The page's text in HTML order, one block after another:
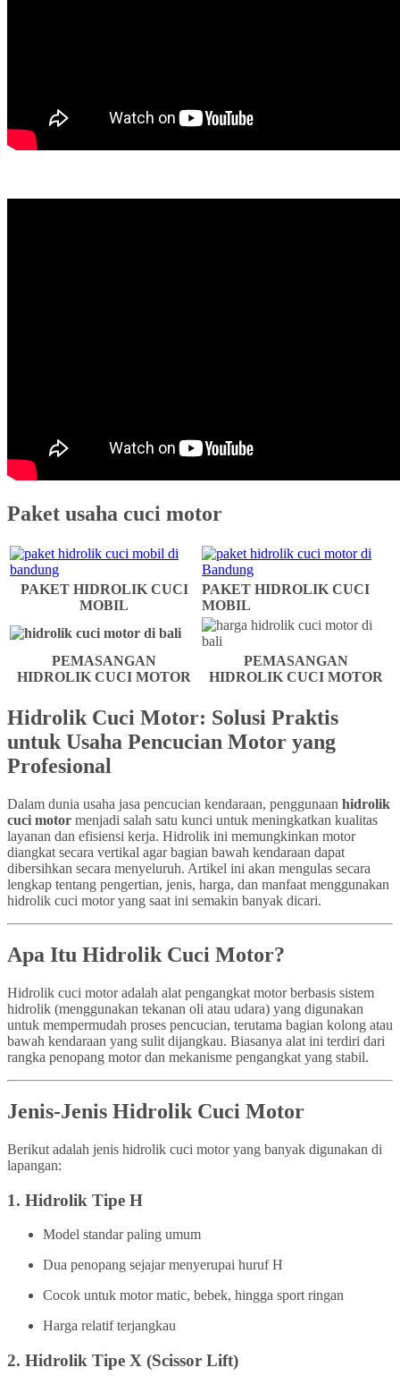
Paket usaha cuci motor
PAKET HIDROLIK CUCI
MOBIL
PAKET HIDROLIK CUCI
MOBIL
PEMASANGAN
HIDROLIK CUCI MOTOR
PEMASANGAN
HIDROLIK CUCI MOTOR
Hidrolik Cuci Motor: Solusi Praktis
untuk Usaha Pencucian Motor yang
Profesional
Dalam dunia usaha jasa pencucian kendaraan, penggunaan hidrolik
cuci motor menjadi salah satu kunci untuk meningkatkan kualitas
layanan dan efisiensi kerja. Hidrolik ini memungkinkan motor
diangkat secara vertikal agar bagian bawah kendaraan dapat
dibersihkan secara menyeluruh. Artikel ini akan mengulas secara
lengkap tentang pengertian, jenis, harga, dan manfaat menggunakan
hidrolik cuci motor yang saat ini semakin banyak dicari.
Apa Itu Hidrolik Cuci Motor?
Hidrolik cuci motor adalah alat pengangkat motor berbasis sistem
hidrolik (menggunakan tekanan oli atau udara) yang digunakan
untuk mempermudah proses pencucian, terutama bagian kolong atau
bawah kendaraan yang sulit dijangkau. Biasanya alat ini terdiri dari
rangka penopang motor dan mekanisme pengangkat yang stabil.
Jenis-Jenis Hidrolik Cuci Motor
Berikut adalah jenis hidrolik cuci motor yang banyak digunakan di
lapangan:
1. Hidrolik Tipe H
Model standar paling umum
Dua penopang sejajar menyerupai huruf H
Cocok untuk motor matic, bebek, hingga sport ringan
Harga relatif terjangkau
2. Hidrolik Tipe X (Scissor Lift)